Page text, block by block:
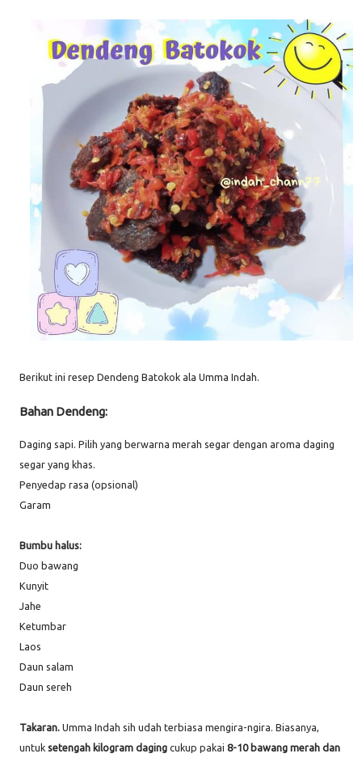
Berikut ini resep Dendeng Batokok ala Umma Indah.
Bahan Dendeng:
Daging sapi. Pilih yang berwarna merah segar dengan aroma daging
segar yang khas.
Penyedap rasa (opsional)
Garam
Bumbu halus:
Duo bawang
Kunyit
Jahe
Ketumbar
Laos
Daun salam
Daun sereh
Takaran. Umma Indah sih udah terbiasa mengira-ngira. Biasanya,
untuk setengah kilogram daging cukup pakai 8-10 bawang merah dan